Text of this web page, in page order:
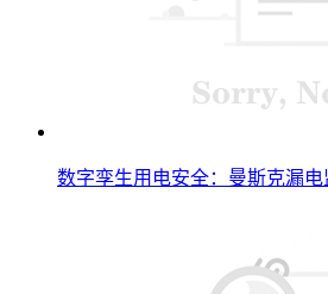
数字孪生用电安全：曼斯克漏电